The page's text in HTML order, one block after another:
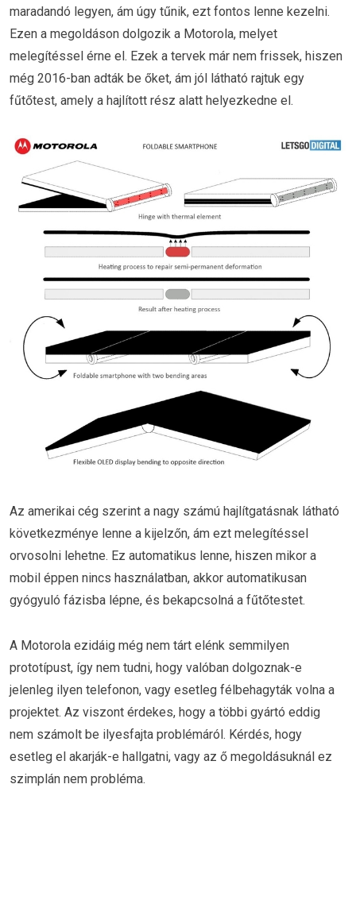
maradandó legyen, ám úgy tűnik, ezt fontos lenne kezelni.
Ezen a megoldáson dolgozik a Motorola, melyet
melegítéssel érne el. Ezek a tervek már nem frissek, hiszen
még 2016-ban adták be őket, ám jól látható rajtuk egy
fűtőtest, amely a hajlított rész alatt helyezkedne el.
Az amerikai cég szerint a nagy számú hajlítgatásnak látható
következménye lenne a kijelzőn, ám ezt melegítéssel
orvosolni lehetne. Ez automatikus lenne, hiszen mikor a
mobil éppen nincs használatban, akkor automatikusan
gyógyuló fázisba lépne, és bekapcsolná a fűtőtestet.
A Motorola ezidáig még nem tárt elénk semmilyen
prototípust, így nem tudni, hogy valóban dolgoznak-e
jelenleg ilyen telefonon, vagy esetleg félbehagyták volna a
projektet. Az viszont érdekes, hogy a többi gyártó eddig
nem számolt be ilyesfajta problémáról. Kérdés, hogy
esetleg el akarják-e hallgatni, vagy az ő megoldásuknál ez
szimplán nem probléma.